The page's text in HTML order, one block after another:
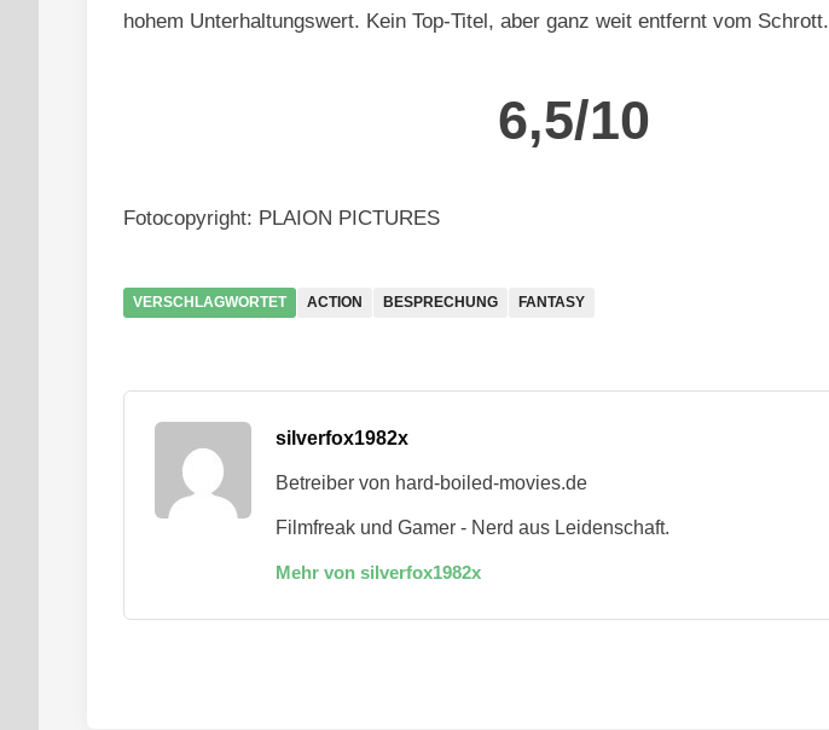
hohem Unterhaltungswert. Kein Top-Titel, aber ganz weit entfernt vom Schrott.
6,5/10
Fotocopyright: PLAION PICTURES
VERSCHLAGWORTET ACTION BESPRECHUNG FANTASY
silverfox1982x
Betreiber von hard-boiled-movies.de
Filmfreak und Gamer - Nerd aus Leidenschaft.
Mehr von silverfox1982x